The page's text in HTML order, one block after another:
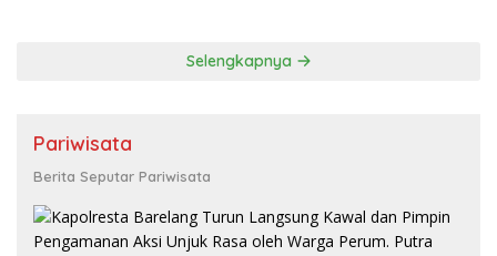
Selengkapnya
Pariwisata
Berita Seputar Pariwisata